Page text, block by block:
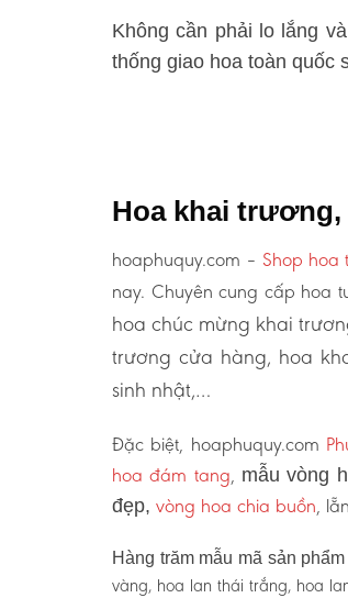
Không cần phải lo lắng
thống giao hoa toàn quốc
Hoa khai
hoaphuquy.com – Shop hoa
nay. Chuyên cung cấp hoa
hoa chúc mừng khai
trương cửa hàng, hoa
sinh nhật,…
Đặc biệt, hoaphuquy.com
hoa đám tang, mẫu vòng
đẹp, vòng hoa chia buồn,
Hàng trăm mẫu mã sản
vàng, hoa lan thái trắng, hoa